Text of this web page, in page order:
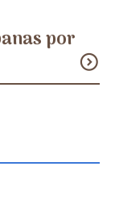
por
expand_circle_down